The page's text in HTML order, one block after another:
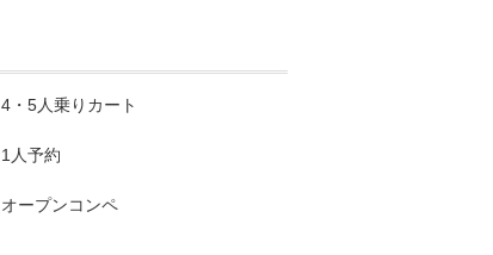
4・5人乗りカート
1人予約
オープンコンペ